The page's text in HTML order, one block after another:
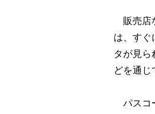
販売店
は、すぐ
タが見ら
どを通じ
パスコ